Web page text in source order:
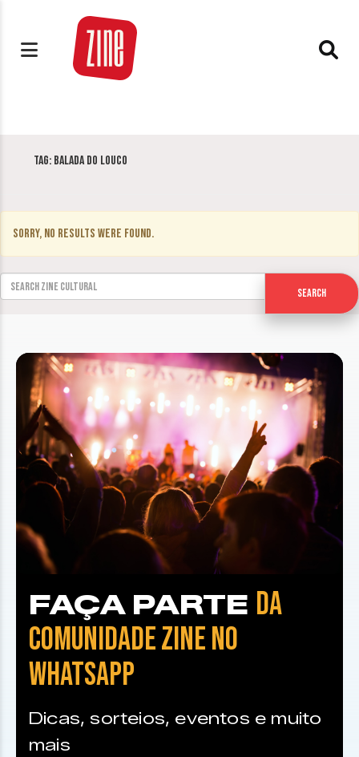
Tag: Balada do Louco
Sorry, no results were found.
Search for:
Search
FAÇA PARTE DA
COMUNIDADE ZINE NO
WHATSAPP
Dicas, sorteios, eventos e muito
mais